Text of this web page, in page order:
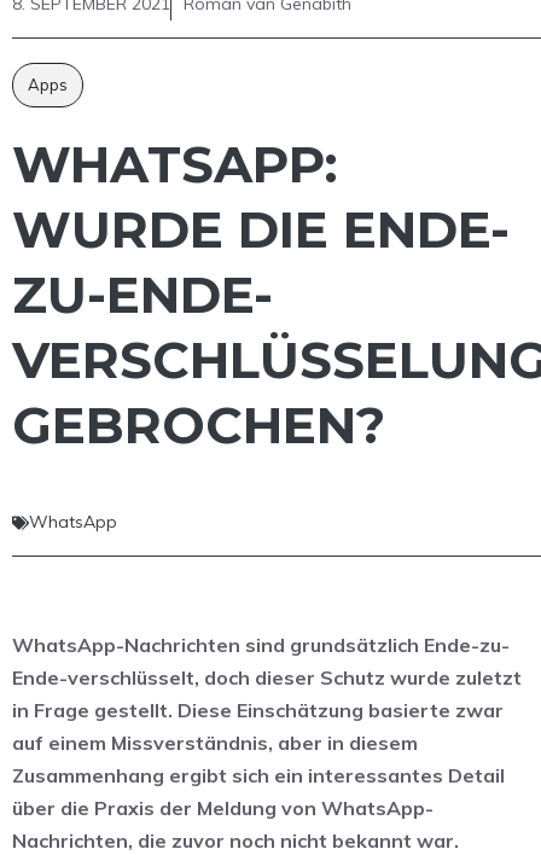
Apps
WHATSAPP:
WURDE DIE ENDE-
ZU-ENDE-
GEBROCHEN?
WhatsApp
WhatsApp-Nachrichten sind grundsätzlich Ende-zu-
Ende-verschlüsselt, doch dieser Schutz wurde zuletzt
in Frage gestellt. Diese Einschätzung basierte zwar
auf einem Missverständnis, aber in diesem
Zusammenhang ergibt sich ein interessantes Detail
über die Praxis der Meldung von WhatsApp-
Nachrichten, die zuvor noch nicht bekannt war.